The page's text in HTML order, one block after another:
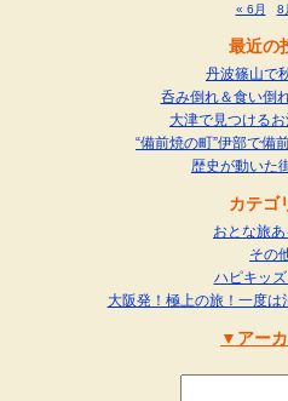
« 6月
8
最近の
丹波篠山で
呑み倒れ＆食い倒
大津で見つける
“備前焼の町”伊部で備
歴史が動いた
カテゴ
おとな旅
その
ハピキッ
大阪発！極上の旅！一度は
アー